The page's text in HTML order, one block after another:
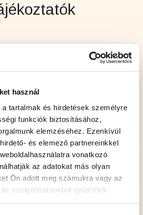
használ
tartalmak és hirdetések személyre
funkciók biztosításához,
elemzéséhez. Ezenkívül
és elemező partnereinkkel
vonatkozó
az adatokat más olyan
Ön adott meg számukra vagy az
szolgáltatásokból gyűjtöttek.
(pdf)
2026
Pálinka- és párlatverseny
Pálinka- és párlatverseny